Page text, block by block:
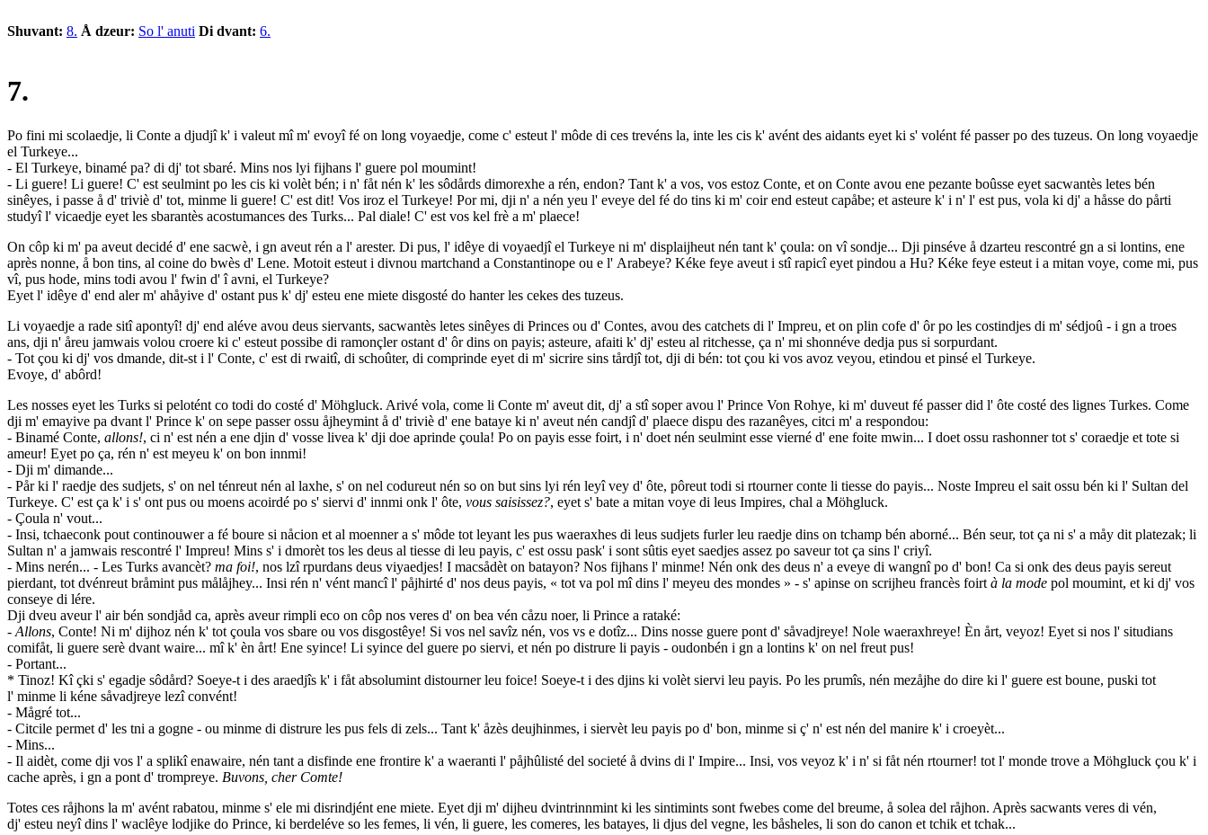
Shuvant: 8. Å dzeur: So l' anuti Di dvant: 6.
7.
Po fini mi scolaedje, li Conte a djudjî k' i valeut mî m' evoyî fé on long voyaedje, come c' esteut l' môde di ces trevéns la, inte les cis k' avént des aidants eyet ki s' volént fé passer po des tuzeus. On long voyaedje
el Turkeye...
- El Turkeye, binamé pa? di dj' tot sbaré. Mins nos lyi fijhans l' guere pol moumint!
- Li guere! Li guere! C' est seulmint po les cis ki volèt bén; i n' fåt nén k' les sôdårds dimorexhe a rén, endon? Tant k' a vos, vos estoz Conte, et on Conte avou ene pezante boûsse eyet sacwantès letes bén
sinêyes, i passe å d' triviè d' tot, minme li guere! C' est dit! Vos iroz el Turkeye! Por mi, dji n' a nén yeu l' eveye del fé do tins ki m' coir end esteut capåbe; et asteure k' i n' l' est pus, vola ki dj' a håsse do pårti
studyî l' vicaedje eyet les sbarantès acostumances des Turks... Pal diale! C' est vos kel frè a m' plaece!
On côp ki m' pa aveut decidé d' ene sacwè, i gn aveut rén a l' arester. Di pus, l' idêye di voyaedjî el Turkeye ni m' displaijheut nén tant k' çoula: on vî sondje... Dji pinséve å dzarteu rescontré gn a si lontins, ene
après nonne, å bon tins, al coine do bwès d' Lene. Motoit esteut i divnou martchand a Constantinope ou e l' Arabeye? Kéke feye aveut i stî rapicî eyet pindou a Hu? Kéke feye esteut i a mitan voye, come mi, pus
vî, pus hode, mins todi avou l' fwin d' î avni, el Turkeye?
Eyet l' idêye d' end aler m' ahåyive d' ostant pus k' dj' esteu ene miete disgosté do hanter les cekes des tuzeus.
Li voyaedje a rade sitî apontyî! dj' end aléve avou deus siervants, sacwantès letes sinêyes di Princes ou d' Contes, avou des catchets di l' Impreu, et on plin cofe d' ôr po les costindjes di m' sédjoû - i gn a troes
ans, dji n' åreu jamwais volou croere ki c' esteut possibe di ramonçler ostant d' ôr dins on payis; asteure, afaiti k' dj' esteu al ritchesse, ça n' mi shonnéve dedja pus si sorpurdant.
- Tot çou ki dj' vos dmande, dit-st i l' Conte, c' est di rwaitî, di schoûter, di comprinde eyet di m' sicrire sins tårdjî tot, dji di bén: tot çou ki vos avoz veyou, etindou et pinsé el Turkeye.
Evoye, d' abôrd!
Les nosses eyet les Turks si pelotént co todi do costé d' Möhgluck. Arivé vola, come li Conte m' aveut dit, dj' a stî soper avou l' Prince Von Rohye, ki m' duveut fé passer did l' ôte costé des lignes Turkes. Come
dji m' emayive pa dvant l' Prince k' on sepe passer ossu åjheymint å d' triviè d' ene bataye ki n' aveut nén candjî d' plaece dispu des razanêyes, citci m' a respondou:
- Binamé Conte, allons!, ci n' est nén a ene djin d' vosse livea k' dji doe aprinde çoula! Po on payis esse foirt, i n' doet nén seulmint esse vierné d' ene foite mwin... I doet ossu rashonner tot s' coraedje et tote si
ameur! Eyet po ça, rén n' est meyeu k' on bon innmi!
- Dji m' dimande...
- Pår ki l' raedje des sudjets, s' on nel ténreut nén al laxhe, s' on nel codureut nén so on but sins lyi rén leyî vey d' ôte, pôreut todi si rtourner conte li tiesse do payis... Noste Impreu el sait ossu bén ki l' Sultan del
Turkeye. C' est ça k' i s' ont pus ou moens acoirdé po s' siervi d' innmi onk l' ôte, vous saisissez?, eyet s' bate a mitan voye di leus Impires, chal a Möhgluck.
- Çoula n' vout...
- Insi, tchaeconk pout continouwer a fé boure si nåcion et al moenner a s' môde tot leyant les pus waeraxhes di leus sudjets furler leu raedje dins on tchamp bén aborné... Bén seur, tot ça ni s' a måy dit platezak; li
Sultan n' a jamwais rescontré l' Impreu! Mins s' i dmorèt tos les deus al tiesse di leu payis, c' est ossu pask' i sont sûtis eyet saedjes assez po saveur tot ça sins l' criyî.
- Mins nerén... - Les Turks avancèt? ma foi!, nos lzî rpurdans deus viyaedjes! I macsådèt on batayon? Nos fijhans l' minme! Nén onk des deus n' a eveye di wangnî po d' bon! Ca si onk des deus payis sereut
pierdant, tot dvénreut bråmint pus målåjhey... Insi rén n' vént mancî l' påjhirté d' nos deus payis, « tot va pol mî dins l' meyeu des mondes » - s' apinse on scrijheu francès foirt à la mode pol moumint, et ki dj' vos
conseye di lére.
Dji dveu aveur l' air bén sondjåd ca, après aveur rimpli eco on côp nos veres d' on bea vén cåzu noer, li Prince a rataké:
- Allons, Conte! Ni m' dijhoz nén k' tot çoula vos sbare ou vos disgostêye! Si vos nel savîz nén, vos vs e dotîz... Dins nosse guere pont d' såvadjreye! Nole waeraxhreye! Èn årt, veyoz! Eyet si nos l' situdians
comifåt, li guere serè dvant waire... mî k' èn årt! Ene syince! Li syince del guere po siervi, et nén po distrure li payis - oudonbén i gn a lontins k' on nel freut pus!
- Portant...
* Tinoz! Kî çki s' egadje sôdård? Soeye-t i des araedjîs k' i fåt absolumint distourner leu foice! Soeye-t i des djins ki volèt siervi leu payis. Po les prumîs, nén mezåjhe do dire ki l' guere est boune, puski tot
l' minme li kéne såvadjreye lezî convént!
- Mågré tot...
- Citcile permet d' les tni a gogne - ou minme di distrure les pus fels di zels... Tant k' åzès deujhinmes, i siervèt leu payis po d' bon, minme si ç' n' est nén del manire k' i croeyèt...
- Mins...
- Il aidèt, come dji vos l' a splikî enawaire, nén tant a disfinde ene frontire k' a waeranti l' påjhûlisté del societé å dvins di l' Impire... Insi, vos veyoz k' i n' si fåt nén rtourner! tot l' monde trove a Möhgluck çou k' i
cache après, i gn a pont d' trompreye. Buvons, cher Comte!
Totes ces råjhons la m' avént rabatou, minme s' ele mi disrindjént ene miete. Eyet dji m' dijheu dvintrinnmint ki les sintimints sont fwebes come del breume, å solea del råjhon. Après sacwants veres di vén,
dj' esteu neyî dins l' waclêye lodjike do Prince, ki berdeléve so les femes, li vén, li guere, les comeres, les batayes, li djus del vegne, les båsheles, li son do canon et tchik et tchak...